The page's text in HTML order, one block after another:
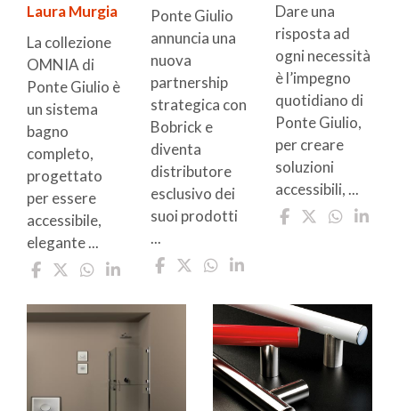
Laura Murgia
La collezione
OMNIA di
Ponte Giulio è
un sistema
bagno
completo,
progettato
per essere
accessibile,
elegante ...
Ponte Giulio
annuncia una
nuova
partnership
strategica con
Bobrick e
diventa
distributore
esclusivo dei
suoi prodotti
...
Dare una
risposta ad
ogni necessità
è l’impegno
quotidiano di
Ponte Giulio,
per creare
soluzioni
accessibili, ...